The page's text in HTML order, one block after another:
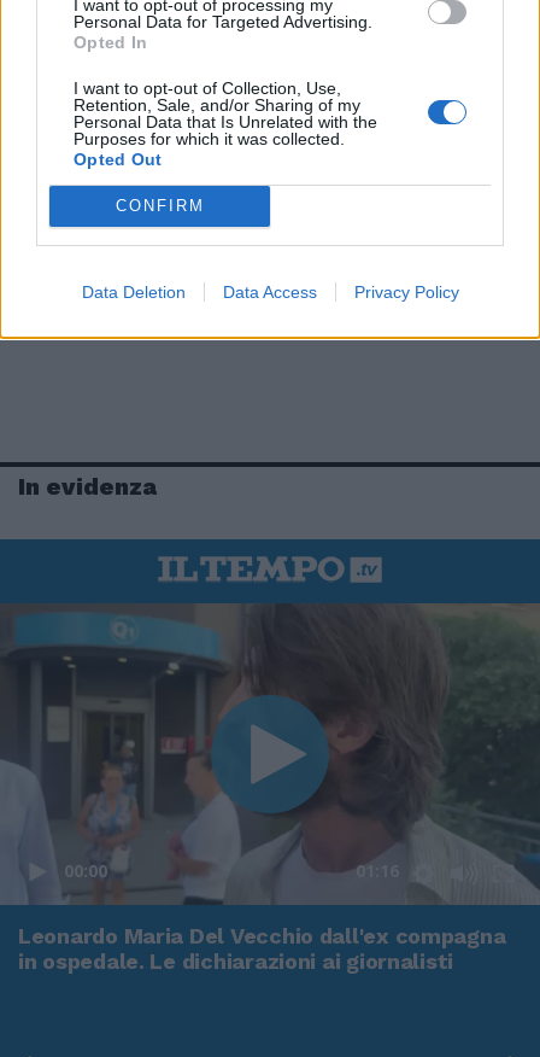
I want to opt-out of processing my
Personal Data for Targeted Advertising.
Opted In
I want to opt-out of Collection, Use,
Retention, Sale, and/or Sharing of my
Personal Data that Is Unrelated with the
Purposes for which it was collected.
Opted Out
CONFIRM
Data Deletion Data Access Privacy Policy
In evidenza
00:00 01:16
Leonardo Maria Del Vecchio dall'ex compagna
in ospedale. Le dichiarazioni ai giornalisti